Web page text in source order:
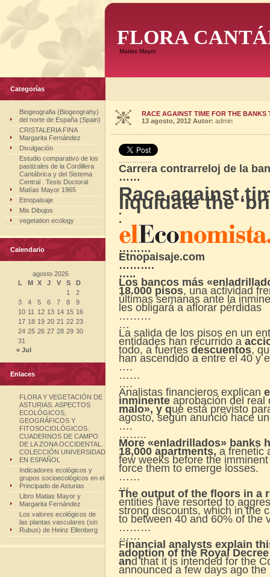
FLORA
Matias Mayor
Categorías
Biogeografia (Biogeograhy)
del norte de España (Spain)
CRISTALERIA FINA
Margarita Fernández
Divulgación
Estudio comparativo de los
pastizales de la Cordillera
Cantábrica y del Sistema
Central . Tesis Doctoral
Matías Mayor 1965
Etnopaisaje
Mis Dibujos
vegetation ecology
Calendario
agosto 2026
L
M X J V S
D
1
2
3
4 5 6 7 8
9
10 11 12 13 14 15 16
17 18 19 20 21 22 23
24 25 26 27 28 29 30
31
« Jul
Enlaces
FLORA Y VEGETACIÓN DE
ASTURIAS. ASPECTOS
ECOLÓGICOS,
GEOGRÁFICOS Y
FITOSOCIOLÓGICOS.
CUADERNOS DE CAMPO
DE LA ZONA OCCIDENTAL.
COLECCIÓN UNIVERSIDAD
EN ESPAÑOL
Indicadores ecológicos y
grupos socioecológicos en el
Principado de Asturias
Libro Matias Mayor y
Margarita Fernández
Los valores ecológicos de
las plantas vasculares (sin
Rubus) de Heinz Ellenberg
RACE AGAINST TIME FOR THE BANKS
13 agosto, 2012 Autor: admin
Carrera contrarreloj de la
……
…
Race against
liquidate the
.
.
………
Etnopaisaje.com
……….
…..
Los bancos más
18.000 pisos, una actividad
últimas semanas ante la
les obligará a aflorar pérdidas
………
…
La salida de los pisos en un
entidades han recurrido a
todo, a fuertes descuentos,
han ascendido a entre el 40 y
….
……
….
Analistas financieros explican
inminente aprobación del
malo», y que está previsto
agosto, según anunció hace
….
……..
More «enladrillados» banks
18,000 apartments, a frenetic
few weeks before the
force them to emerge losses.
……
…
The output of the floors in a
entities have resorted to
strong discounts, which in the
to between 40 and 60% of the
………
……
Financial analysts explain
adoption of the Royal
and that it is intended for the
announced a few days ago